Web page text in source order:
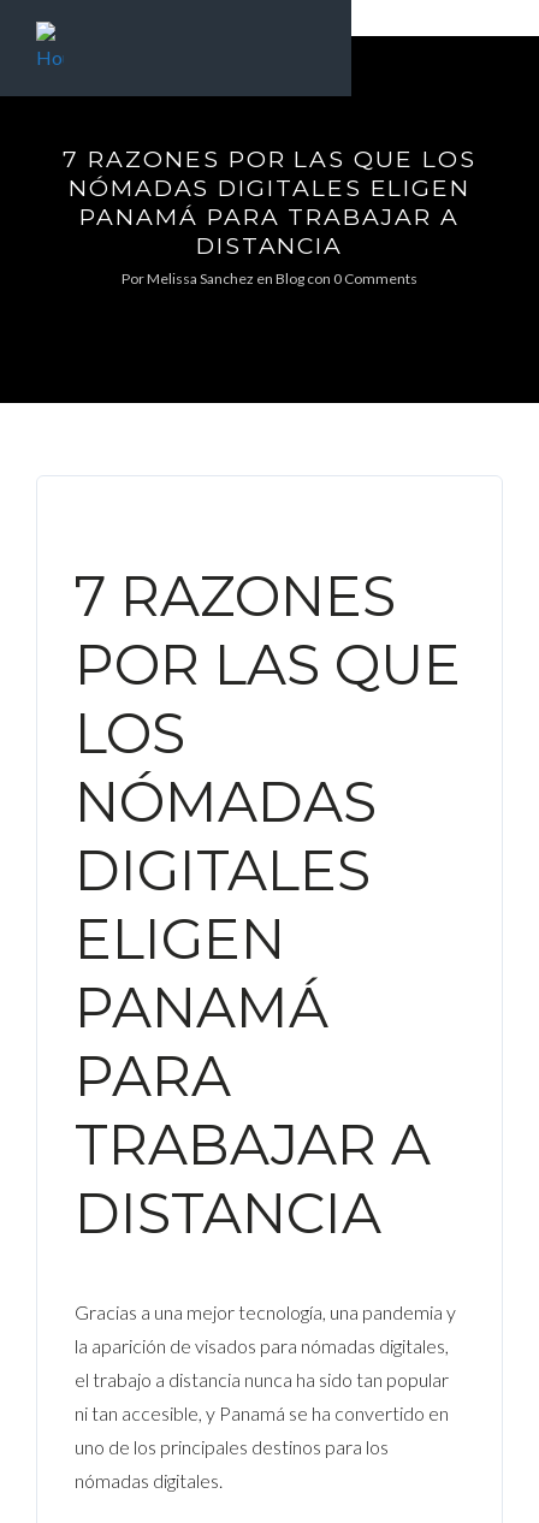
7 RAZONES POR LAS QUE LOS
NÓMADAS DIGITALES ELIGEN
PANAMÁ PARA TRABAJAR A
DISTANCIA
PorMelissa Sanchez en Blog con 0 Comments
7 RAZONES
POR LAS QUE
LOS
NÓMADAS
DIGITALES
ELIGEN
PANAMÁ
PARA
TRABAJAR A
DISTANCIA
Gracias a una mejor tecnología, una pandemia y
la aparición de visados para nómadas digitales,
el trabajo a distancia nunca ha sido tan popular
ni tan accesible, y Panamá se ha convertido en
uno de los principales destinos para los
nómadas digitales.